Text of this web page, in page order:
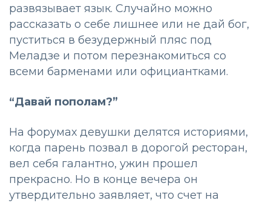
развязывает язык. Случайно можно
рассказать о себе лишнее или не дай бог,
пуститься в безудержный пляс под
Меладзе и потом перезнакомиться со
всеми барменами или официантками.
“Давай пополам?”
На форумах девушки делятся историями,
когда парень позвал в дорогой ресторан,
вел себя галантно, ужин прошел
прекрасно. Но в конце вечера он
утвердительно заявляет, что счет на